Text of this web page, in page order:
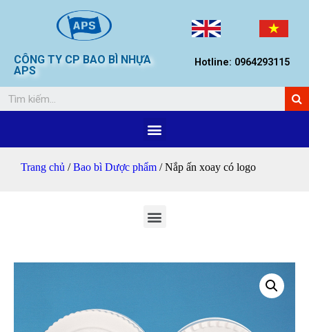
CÔNG TY CP BAO BÌ NHỰA
APS
Hotline: 0964293115
Trang chủ /Bao bì Dược phẩm / Nắp ấn xoay có logo